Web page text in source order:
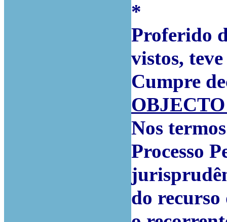
*
Proferido
vistos,
Cumpre
Nos
Processo
do recurso